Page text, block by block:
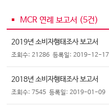
MCR 연례 보고서 (5건)
2019년 소비자행태조사 보고서
조회수: 21286 등록일: 2019-12-17
2018년 소비자행태조사 보고서
조회수: 7545 등록일: 2019-01-09